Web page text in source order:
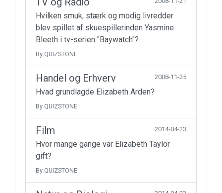
Hvilken smuk, stærk og modig livredder
blev spillet af skuespillerinden Yasmine
Bleeth i tv-serien "Baywatch"?
By QUIZSTONE
Handel og Erhverv 2008-11-25
Hvad grundlagde Elizabeth Arden?
By QUIZSTONE
Film 2014-04-23
Hvor mange gange var Elizabeth Taylor
gift?
By QUIZSTONE